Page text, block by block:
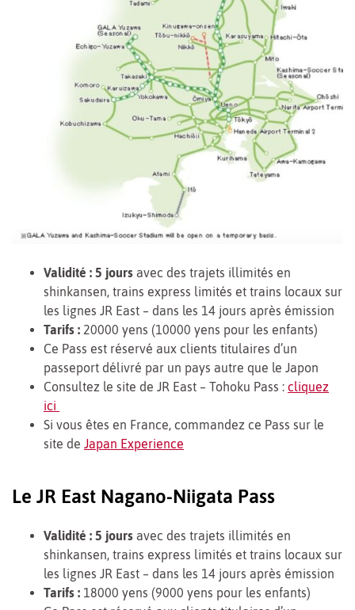
Validité : 5 jours avec des trajets illimités en
shinkansen, trains express limités et trains locaux sur
les lignes JR East – dans les 14 jours après émission
Tarifs : 20000 yens (10000 yens pour les enfants)
Ce Pass est réservé aux clients titulaires d’un
passeport délivré par un pays autre que le Japon
Consultez le site de JR East – Tohoku Pass : cliquez
ici
Si vous êtes en France, commandez ce Pass sur le
site de Japan Experience
Le JR East Nagano-Niigata Pass
Validité : 5 jours avec des trajets illimités en
shinkansen, trains express limités et trains locaux sur
les lignes JR East – dans les 14 jours après émission
Tarifs : 18000 yens (9000 yens pour les enfants)